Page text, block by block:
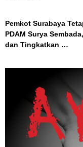
Pemkot Surabaya
PDAM Surya
dan Tingkatkan …